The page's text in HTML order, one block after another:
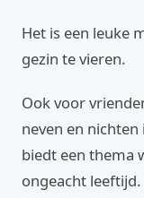
Het is een leuke
gezin te vieren.
Ook voor
neven en
biedt een thema
ongeacht